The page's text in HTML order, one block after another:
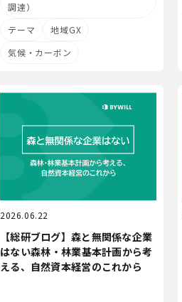
調達）
テーマ
地域GX
気候・カーボン
2026.06.22
【総研ブログ】森と無関係な企業
はない――森林・林業基本計画から考
える、自然資本経営のこれから